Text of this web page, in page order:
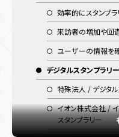
効率的にスタンプ
来訪者の増加や回
ユーザーの情報を
デジタルスタンプラリ
特殊法人 / デジタル
イオン株式会社 /
スタンプラリー